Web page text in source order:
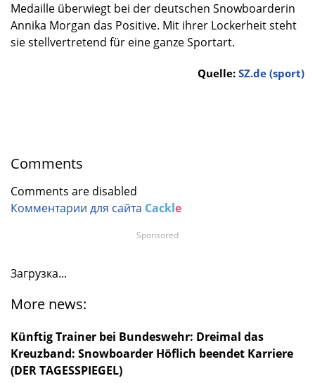
Medaille überwiegt bei der deutschen Snowboarderin
Annika Morgan das Positive. Mit ihrer Lockerheit steht
sie stellvertretend für eine ganze Sportart.
Quelle: SZ.de (sport)
Comments
Comments are disabled
Комментарии для сайта Cackle
Загрузка...
More news:
Künftig Trainer bei Bundeswehr: Dreimal das
Kreuzband: Snowboarder Höflich beendet Karriere
(DER TAGESSPIEGEL)
Sponsored